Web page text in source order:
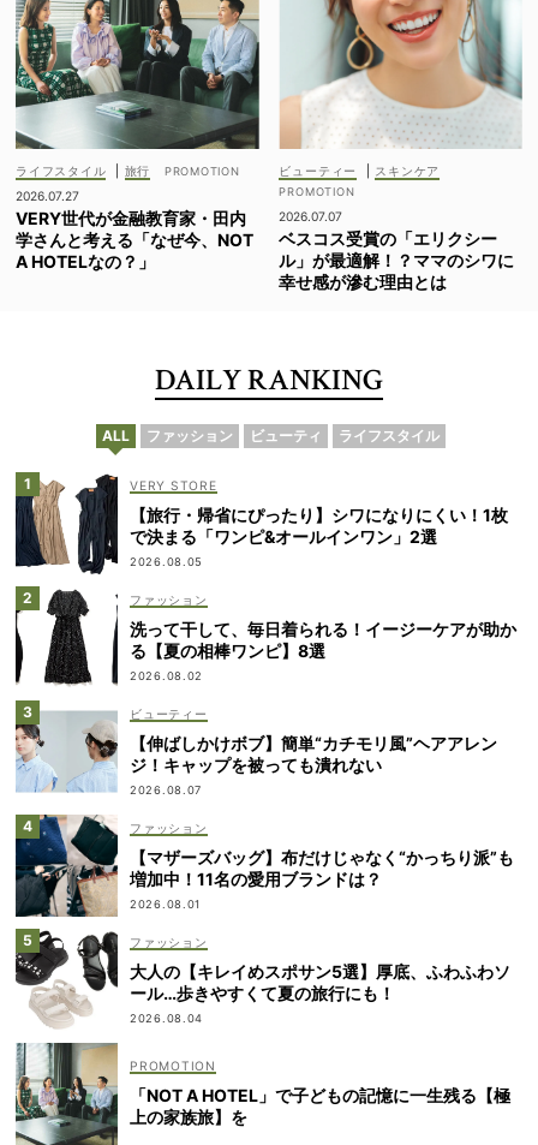
ライフスタイル
旅行
2026.07.27
VERY世代が金融教育家・田内
学さんと考える「なぜ今、NOT
A HOTELなの？」
ビューティー スキンケア
2026.07.07
ベスコス受賞の「エリクシー
ル」が最適解！？ママのシワに
幸せ感が滲む理由とは
DAILY RANKING
ALL ファッション ビューティ ライフスタイル
VERY STORE
【旅行・帰省にぴったり】シワになりにくい！1枚
で決まる「ワンピ&オールインワン」2選
2026.08.05
ファッション
洗って干して、毎日着られる！イージーケアが助か
る【夏の相棒ワンピ】8選
2026.08.02
ビューティー
【伸ばしかけボブ】簡単“カチモリ風”ヘアアレン
ジ！キャップを被っても潰れない
2026.08.07
ファッション
【マザーズバッグ】布だけじゃなく“かっちり派”も
増加中！11名の愛用ブランドは？
2026.08.01
ファッション
大人の【キレイめスポサン5選】厚底、ふわふわソ
ール…歩きやすくて夏の旅行にも！
2026.08.04
「NOT A HOTEL」で子どもの記憶に一生残る【極
上の家族旅】を